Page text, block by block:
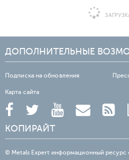
ДОПОЛНИТЕЛЬНЫЕ
Подписка на обновления
Карта сайта
КОПИРАЙТ
© Metals Expert информационный ресурс